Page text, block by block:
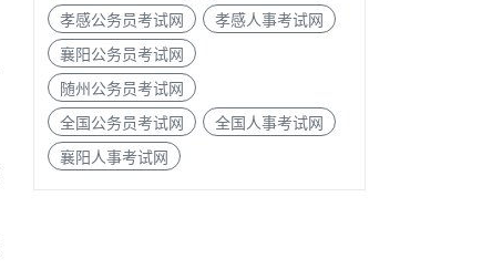
孝感公务员考试网
孝感人事考试网
襄阳公务员考试网
随州公务员考试网
全国公务员考试网
全国人事考试网
襄阳人事考试网